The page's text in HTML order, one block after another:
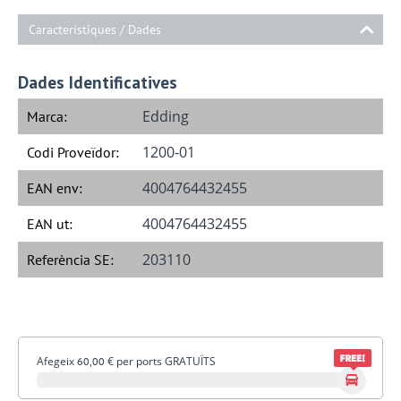
Característiques / Dades
Dades Identificatives
Marca: Edding
Codi Proveïdor: 1200-01
EAN env: 4004764432455
EAN ut: 4004764432455
Referència SE: 203110
Afegeix 60,00 € per ports GRATUÏTS